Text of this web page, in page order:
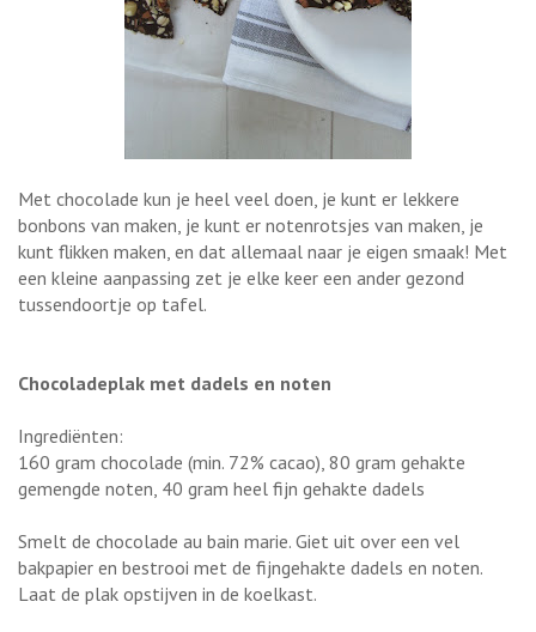
Met chocolade kun je heel veel doen, je kunt er lekkere
bonbons van maken, je kunt er notenrotsjes van maken, je
kunt flikken maken, en dat allemaal naar je eigen smaak! Met
een kleine aanpassing zet je elke keer een ander gezond
tussendoortje op tafel.
Chocoladeplak met dadels en noten
Ingrediënten:
160 gram chocolade (min. 72% cacao), 80 gram gehakte
gemengde noten, 40 gram heel fijn gehakte dadels
Smelt de chocolade au bain marie. Giet uit over een vel
bakpapier en bestrooi met de fijngehakte dadels en noten.
Laat de plak opstijven in de koelkast.